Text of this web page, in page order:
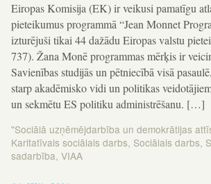
Eiropas Komisija (EK) ir veikusi pamatīgu
pieteikumus programmā “Jean Monnet
izturējuši tikai 44 dažādu Eiropas valstu
737). Žana Monē programmas mērķis ir
Savienības studijās un pētniecībā visā
starp akadēmisko vidi un politikas
un sekmētu ES politiku administrēšanu. […]
"Sociālā uzņēmējdarbība un demokrātijas
Karitatīvais sociālais darbs, Sociālais darbs,
sadarbība, VIAA